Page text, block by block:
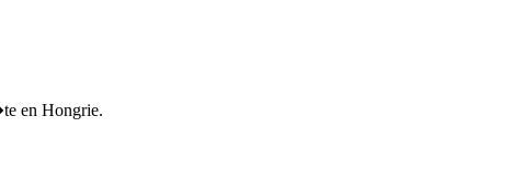
en Hongrie.